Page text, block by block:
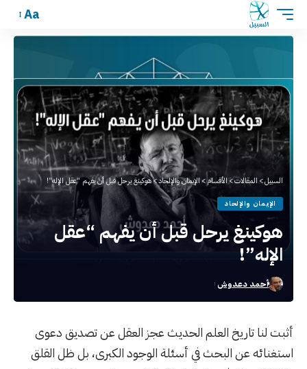
Aa
السبيل> المقالات>الأقسام>الإيمان والإلحاد>هوكينغ يرحل قبل أن يفهم “عقل الإله”!
الإيمان والإلحاد
هوكينغ يرحل قبل أن يفهم “عقل
الإله”!
أحمد دعدوش
أثبت لنا تاريخ العلم الحديث عجز العقل عن تصديق دعوى
استغنائه عن البحث في أسئلة الوجود الكبرى، بل ظل القلق